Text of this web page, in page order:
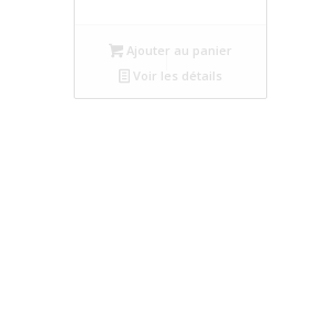
Ajouter au panier
Voir les détails